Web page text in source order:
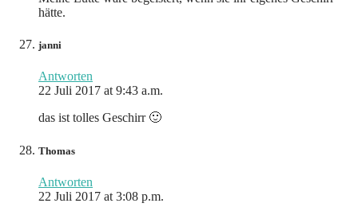
hätte.
janni
Antworten
22 Juli 2017 at 9:43 a.m.
das ist tolles Geschirr 🙂
Thomas
Antworten
22 Juli 2017 at 3:08 p.m.